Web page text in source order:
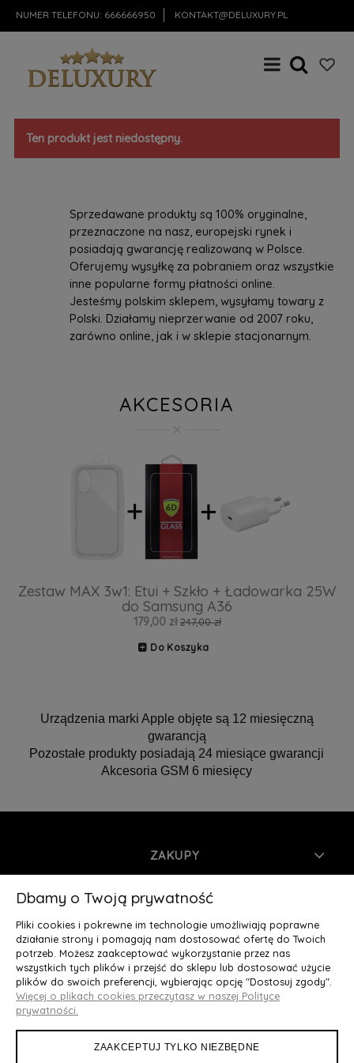
NUMER TELEFONU: 666666950 KONTAKT@DELUXURY.PL
Ten produkt jest niedostępny.
Sprzedawane produkty są 100% oryginalne,
przeznaczone na nasz, europejski rynek i
posiadają gwarancję realizowaną w Polsce.
Oferujemy wysyłkę za pobraniem oraz wszystkie
inne popularne formy płatności online.
Jesteśmy polskim sklepem, wysyłamy towary z
Polski. Działamy nieprzerwanie od 2007 roku,
zarówno online, jak i w sklepie stacjonarnym.
AKCESORIA
Zestaw MAX 3w1: Etui + Szkło + Ładowarka 25W
do Samsung A36
179,00 zł 247,00 zł
Do Koszyka
Urządzenia marki Apple objęte są 12 miesięczną
gwarancją
Pozostałe produkty posiadają 24 miesiące gwarancji
Akcesoria GSM 6 miesięcy
ZAKUPY
INFORMACJE
MOJE KONTO
O NAS
Deluxury.pl
Dbamy o Twoją prywatność
Pliki cookies i pokrewne im technologie umożliwiają poprawne
działanie strony i pomagają nam dostosować ofertę do Twoich
potrzeb. Możesz zaakceptować wykorzystanie przez nas
wszystkich tych plików i przejść do sklepu lub dostosować użycie
plików do swoich preferencji, wybierając opcję "Dostosuj zgody".
Więcej o plikach cookies przeczytasz w naszej Polityce
prywatności.
ZAAKCEPTUJ TYLKO NIEZBĘDNE